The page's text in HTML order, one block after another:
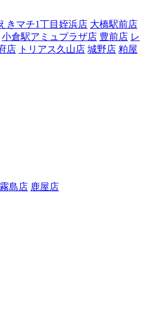
きマチ1丁目姪浜店 大橋駅前店
小倉駅アミュプラザ店 豊前店 レ
店 トリアス久山店 城野店 粕屋
霧島店 鹿屋店